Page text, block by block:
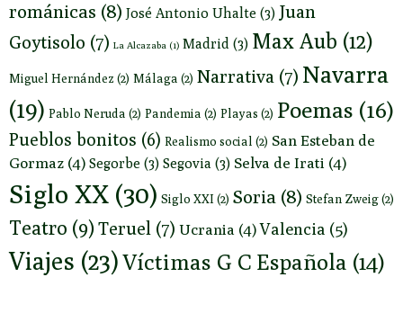
románicas (8) José Antonio Uhalte (3) Juan
Goytisolo (7) La Alcazaba (1) Madrid (3) Max Aub (12)
Miguel Hernández (2) Málaga (2) Narrativa (7) Navarra
(19) Pablo Neruda (2) Pandemia (2) Playas (2) Poemas (16)
Pueblos bonitos (6) Realismo social (2) San Esteban de
Gormaz (4) Segorbe (3) Segovia (3) Selva de Irati (4)
Siglo XX (30) Siglo XXI (2) Soria (8) Stefan Zweig(2)
Teatro (9) Teruel (7) Ucrania (4) Valencia (5)
Viajes (23)Víctimas G C Española (14)